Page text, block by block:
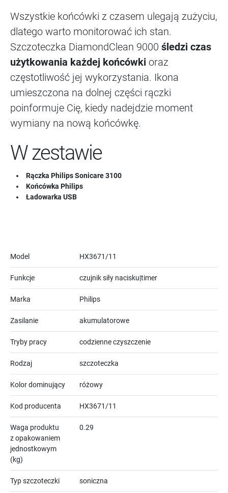
Wszystkie końcówki z czasem ulegają zużyciu,
dlatego warto monitorować ich stan.
Szczoteczka DiamondClean 9000 śledzi czas
użytkowania każdej końcówki oraz
częstotliwość jej wykorzystania. Ikona
umieszczona na dolnej części rączki
poinformuje Cię, kiedy nadejdzie moment
wymiany na nową końcówkę.
W zestawie
Rączka Philips Sonicare 3100
Końcówka Philips
Ładowarka USB
Model HX3671/11
Funkcje czujnik siły nacisku|timer
Marka Philips
Zasilanie akumulatorowe
Tryby pracy codzienne czyszczenie
Rodzaj szczoteczka
Kolor dominujący różowy
Kod producenta HX3671/11
Waga produktu
z opakowaniem
jednostkowym
(kg)
0.29
Typ szczoteczki soniczna